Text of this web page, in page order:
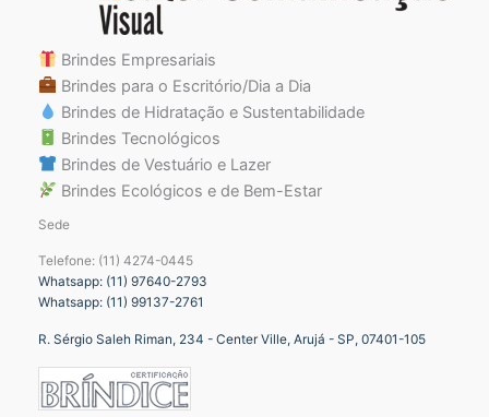
Brindes Empresariais
Brindes para o Escritório/Dia a Dia
Brindes de Hidratação e Sustentabilidade
Brindes Tecnológicos
Brindes de Vestuário e Lazer
Brindes Ecológicos e de Bem-Estar
Sede
Telefone: (11) 4274-0445
Whatsapp: (11) 97640-2793
Whatsapp: (11) 99137-2761
R. Sérgio Saleh Riman, 234 - Center Ville, Arujá - SP, 07401-105